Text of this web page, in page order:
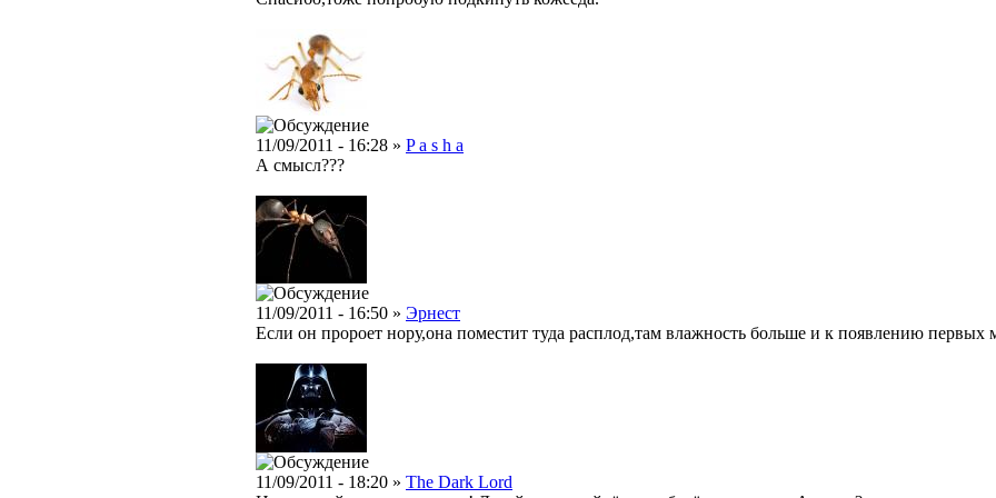
11/09/2011 - 16:28 » P a s h a
А смысл???
11/09/2011 - 16:50 » Эрнест
Если он пророет нору,она поместит туда расплод,там влажность больше и к появлению первых
11/09/2011 - 18:20 » The Dark Lord